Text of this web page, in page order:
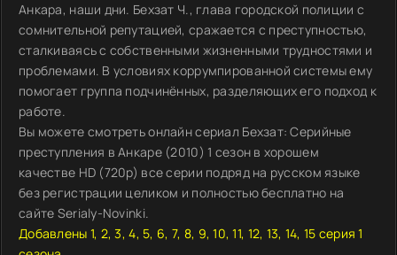
Анкара, наши дни. Бехзат Ч., глава городской полиции с
сомнительной репутацией, сражается с преступностью,
сталкиваясь с собственными жизненными трудностями и
проблемами. В условиях коррумпированной системы ему
помогает группа подчинённых, разделяющих его подход к
работе.
Вы можете смотреть онлайн сериал Бехзат: Серийные
преступления в Анкаре (2010) 1 сезон в хорошем
качестве HD (720p) все серии подряд на русском языке
без регистрации целиком и полностью бесплатно на
сайте Serialy-Novinki.
Добавлены 1, 2, 3, 4, 5, 6, 7, 8, 9, 10, 11, 12, 13, 14, 15 серия 1